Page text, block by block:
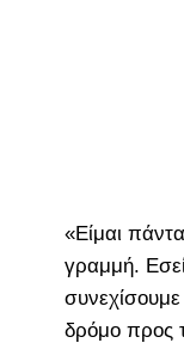
«Είμαι
γραμμή.
δρόμο προς